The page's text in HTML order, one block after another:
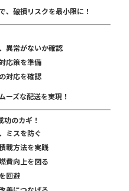
、破損リスクを最小限に！
異常がないか確認
応策を準備
対応を確認
ーズな配送を実現！
のカギ！
ミスを防ぐ
載方法を実践
費向上を図る
回避